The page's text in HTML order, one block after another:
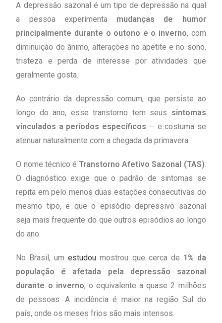
A depressão sazonal é um tipo de depressão na qual
a pessoa experimenta mudanças de humor
principalmente durante o outono e o inverno, com
diminuição do ânimo, alterações no apetite e no sono,
tristeza e perda de interesse por atividades que
geralmente gosta.
Ao contrário da depressão comum, que persiste ao
longo do ano, esse transtorno tem seus sintomas
vinculados a períodos específicos — e costuma se
atenuar naturalmente com a chegada da primavera.
O nome técnico éTranstorno Afetivo Sazonal (TAS).
O diagnóstico exige que o padrão de sintomas se
repita em pelo menos duas estações consecutivas do
mesmo tipo, e que o episódio depressivo sazonal
seja mais frequente do que outros episódios ao longo
do ano.
No Brasil, umestudou mostrou que cerca de 1% da
população é afetada pela depressão sazonal
durante o inverno, o equivalente a quase 2 milhões
de pessoas. A incidência é maior na região Sul do
país, onde os meses frios são mais intensos.